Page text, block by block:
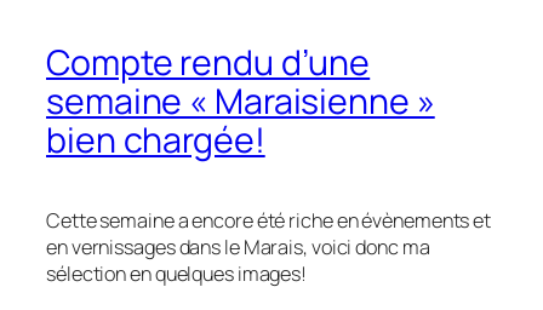
Compte rendu d’une
semaine « Maraisienne »
bien chargée!
Cette semaine a encore été riche en évènements et
en vernissages dans le Marais, voici donc ma
sélection en quelques images!